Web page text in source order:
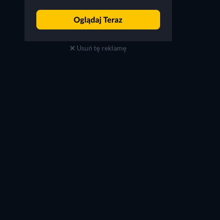
Usuń tę reklamę
Karissa Lee Staples Tom Fugedi